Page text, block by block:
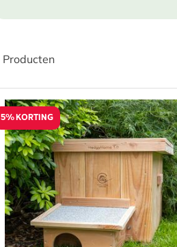
Producten
5% KORTING